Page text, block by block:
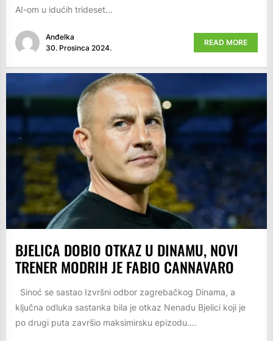
AI-om u idućih trideset...
Anđelka
30. Prosinca 2024.
READ MORE
BJELICA DOBIO OTKAZ U DINAMU, NOVI
TRENER MODRIH JE FABIO CANNAVARO
Sinoć se sastao Izvršni odbor zagrebačkog Dinama, a
ključna odluka sastanka bila je otkaz Nenadu Bjelici koji je
po drugi puta završio maksimirsku epizodu....